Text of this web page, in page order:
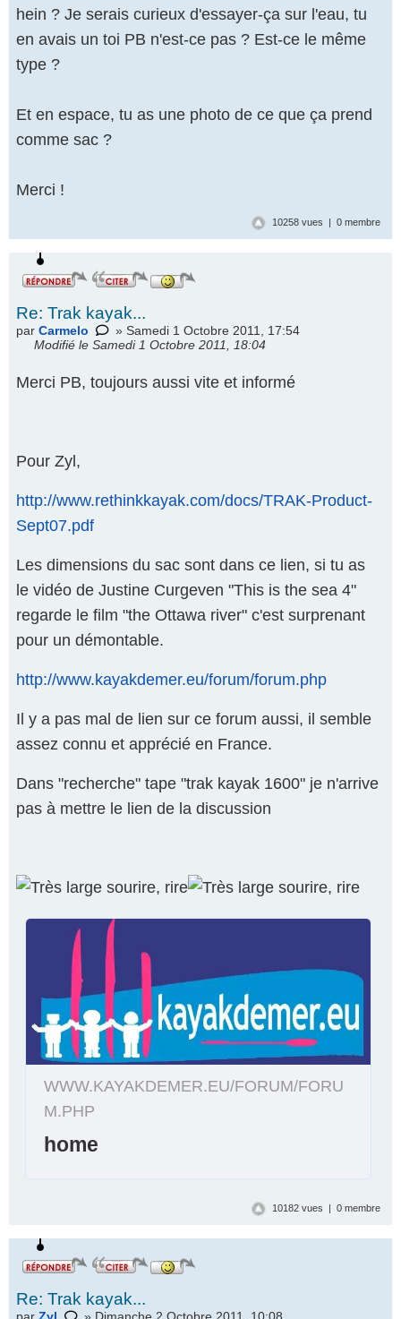
hein ? Je serais curieux d'essayer-ça sur l'eau, tu
en avais un toi PB n'est-ce pas ? Est-ce le même
type ?
Et en espace, tu as une photo de ce que ça prend
comme sac ?
Merci !
10258 vues | 0 membre
Re: Trak kayak...
par Carmelo
» Samedi 1 Octobre 2011, 17:54
Modifié le Samedi 1 Octobre 2011, 18:04
Merci PB, toujours aussi vite et informé
Pour Zyl,
http://www.rethinkkayak.com/docs/TRAK-Product-
Sept07.pdf
Les dimensions du sac sont dans ce lien, si tu as
le vidéo de Justine Curgeven "This is the sea 4"
regarde le film "the Ottawa river" c'est surprenant
pour un démontable.
http://www.kayakdemer.eu/forum/forum.php
Il y a pas mal de lien sur ce forum aussi, il semble
assez connu et apprécié en France.
Dans "recherche" tape "trak kayak 1600" je n'arrive
pas à mettre le lien de la discussion
WWW.KAYAKDEMER.EU/FORUM/FORU
M.PHP
home
10182 vues | 0 membre
Re: Trak kayak...